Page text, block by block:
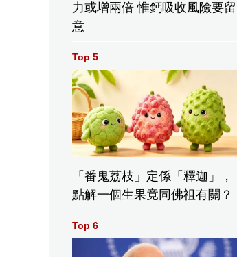
力或增兩倍 惟鈣吸收風險要留
意
Top 5
「番鬼荔枝」定係「釋迦」，
點解一個生果竟同佛祖有關？
Top 6